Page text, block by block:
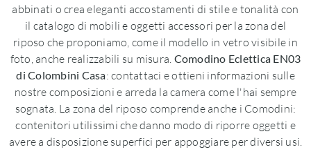
abbinati o crea eleganti accostamenti di stile e tonalità con
il catalogo di mobili e oggetti accessori per la zona del
riposo che proponiamo, come il modello in vetro visibile in
foto, anche realizzabili su misura. Comodino Eclettica EN03
di Colombini Casa: contattaci e ottieni informazioni sulle
nostre composizioni e arreda la camera come l'hai sempre
sognata. La zona del riposo comprende anche i Comodini:
contenitori utilissimi che danno modo di riporre oggetti e
avere a disposizione superfici per appoggiare per diversi usi.